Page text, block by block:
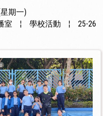
期一)
室 ¦ 學校活動 ¦
25-26